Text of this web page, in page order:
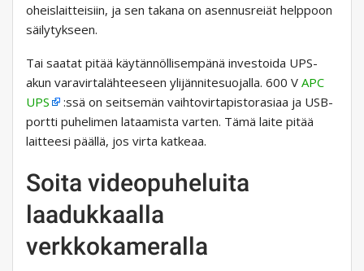
oheislaitteisiin, ja sen takana on asennusreiät helppoon
säilytykseen.
Tai saatat pitää käytännöllisempänä investoida UPS-
akun varavirtalähteeseen ylijännitesuojalla. 600 V APC
UPS
:ssä on seitsemän vaihtovirtapistorasiaa ja USB-
portti puhelimen lataamista varten. Tämä laite pitää
laitteesi päällä, jos virta katkeaa.
Soita videopuheluita
laadukkaalla
verkkokameralla